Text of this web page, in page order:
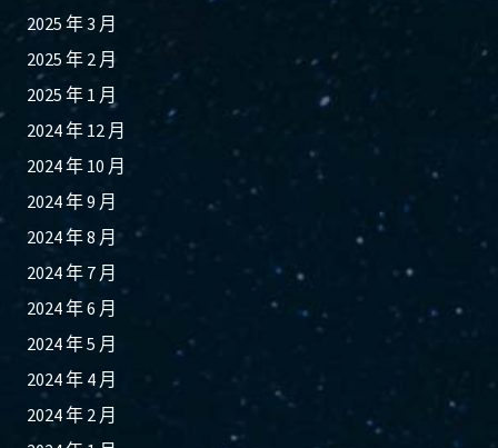
2025 年 3 月
2025 年 2 月
2025 年 1 月
2024 年 12 月
2024 年 10 月
2024 年 9 月
2024 年 8 月
2024 年 7 月
2024 年 6 月
2024 年 5 月
2024 年 4 月
2024 年 2 月